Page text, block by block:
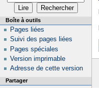
Boîte à outils
Pages liées
Suivi des pages liées
Pages spéciales
Version imprimable
Adresse de cette version
Partager